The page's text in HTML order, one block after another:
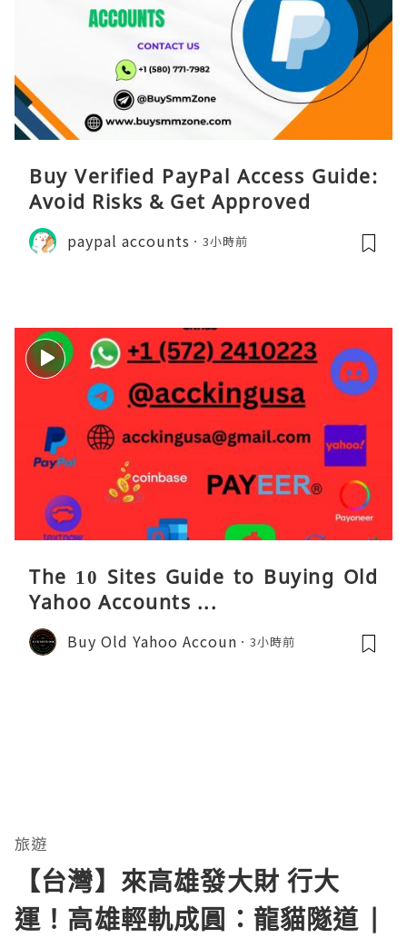
Buy Verified PayPal Access Guide:
Avoid Risks & Get Approved
paypal accounts 3小時前
The 10 Sites Guide to Buying Old
Yahoo Accounts ...
Buy Old Yahoo Accoun 3小時前
旅遊
【台灣】來高雄發大財 行大
運！高雄輕軌成圓：龍貓隧道 |